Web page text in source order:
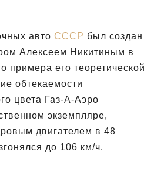
авто СССР был создан
Алексеем Никитиным в
примера его теоретической
обтекаемости
цвета Газ-А-Аэро
экземпляре,
двигателем в 48
до 106 км/ч.